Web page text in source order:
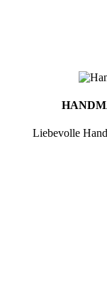
Liebevolle